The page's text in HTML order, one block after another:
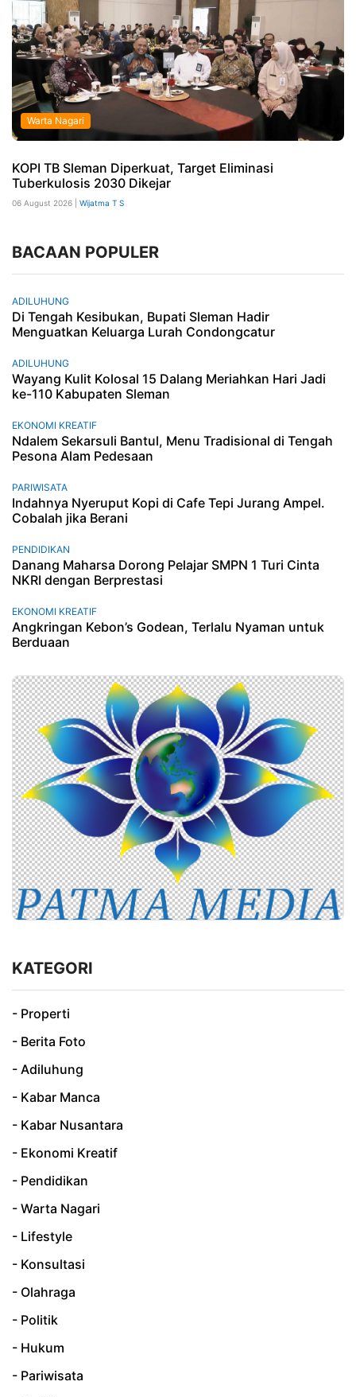
Warta Nagari
KOPI TB Sleman Diperkuat, Target Eliminasi
Tuberkulosis 2030 Dikejar
06 August 2026 | Wijatma T S
BACAAN POPULER
ADILUHUNG
Di Tengah Kesibukan, Bupati Sleman Hadir
Menguatkan Keluarga Lurah Condongcatur
ADILUHUNG
Wayang Kulit Kolosal 15 Dalang Meriahkan Hari Jadi
ke-110 Kabupaten Sleman
EKONOMI KREATIF
Ndalem Sekarsuli Bantul, Menu Tradisional di Tengah
Pesona Alam Pedesaan
PARIWISATA
Indahnya Nyeruput Kopi di Cafe Tepi Jurang Ampel.
Cobalah jika Berani
PENDIDIKAN
Danang Maharsa Dorong Pelajar SMPN 1 Turi Cinta
NKRI dengan Berprestasi
EKONOMI KREATIF
Angkringan Kebon’s Godean, Terlalu Nyaman untuk
Berduaan
KATEGORI
- Properti
- Berita Foto
- Adiluhung
- Kabar Manca
- Kabar Nusantara
- Ekonomi Kreatif
- Pendidikan
- Warta Nagari
- Lifestyle
- Konsultasi
- Olahraga
- Politik
- Hukum
- Pariwisata